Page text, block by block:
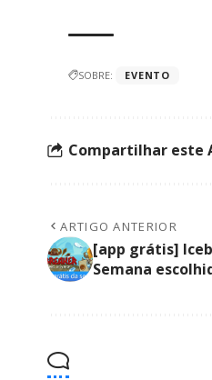
SOBRE: EVENTO
Compartilhar este
ARTIGO ANTERIOR
[app grátis]
Semana